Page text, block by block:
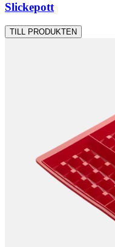
Slickepott
TILL PRODUKTEN